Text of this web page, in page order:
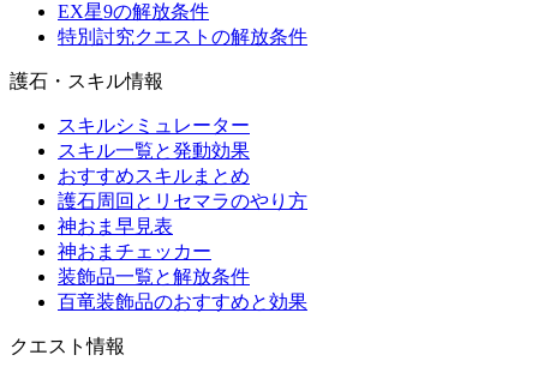
EX星9の解放条件
特別討究クエストの解放条件
護石・スキル情報
スキルシミュレーター
スキル一覧と発動効果
おすすめスキルまとめ
護石周回とリセマラのやり方
神おま早見表
神おまチェッカー
装飾品一覧と解放条件
百竜装飾品のおすすめと効果
クエスト情報